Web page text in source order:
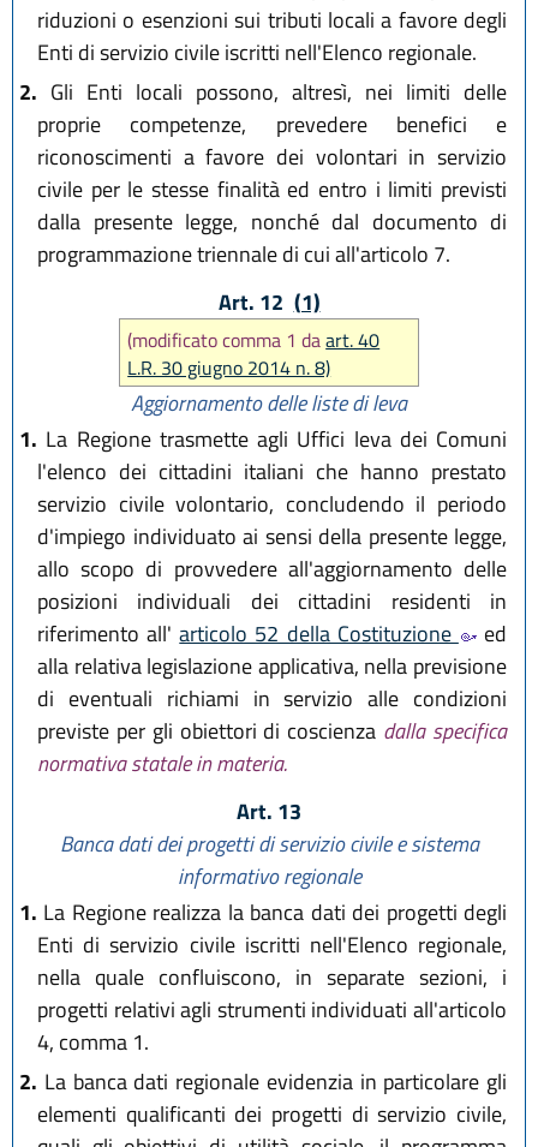
riduzioni o esenzioni sui tributi locali a favore degli
Enti di servizio civile iscritti nell'Elenco regionale.
2. Gli Enti locali possono, altresì, nei limiti delle
proprie competenze, prevedere benefici e
riconoscimenti a favore dei volontari in servizio
civile per le stesse finalità ed entro i limiti previsti
dalla presente legge, nonché dal documento di
programmazione triennale di cui all'articolo 7.
Art. 12 (1)
(modificato comma 1 daart. 40
L.R. 30 giugno 2014 n. 8)
Aggiornamento delle liste di leva
1. La Regione trasmette agli Uffici leva dei Comuni
l'elenco dei cittadini italiani che hanno prestato
servizio civile volontario, concludendo il periodo
d'impiego individuato ai sensi della presente legge,
allo scopo di provvedere all'aggiornamento delle
posizioni individuali dei cittadini residenti in
riferimento all'articolo 52 della Costituzione
ed
alla relativa legislazione applicativa, nella previsione
di eventuali richiami in servizio alle condizioni
previste per gli obiettori di coscienza dalla specifica
normativa statale in materia.
Art. 13
Banca dati dei progetti di servizio civile e sistema
informativo regionale
1. La Regione realizza la banca dati dei progetti degli
Enti di servizio civile iscritti nell'Elenco regionale,
nella quale confluiscono, in separate sezioni, i
progetti relativi agli strumenti individuati all'articolo
4, comma 1.
2. La banca dati regionale evidenzia in particolare gli
elementi qualificanti dei progetti di servizio civile,